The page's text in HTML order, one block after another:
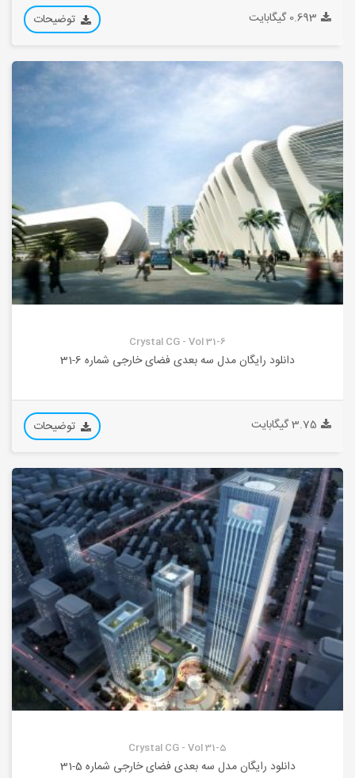
0.693 گیگابایت توضیحات
Crystal CG - Vol 31-6
دانلود رایگان مدل سه بعدی فضای خارجی شماره 6-31
3.75 گیگابایت توضیحات
Crystal CG - Vol 31-5
دانلود رایگان مدل سه بعدی فضای خارجی شماره 5-31